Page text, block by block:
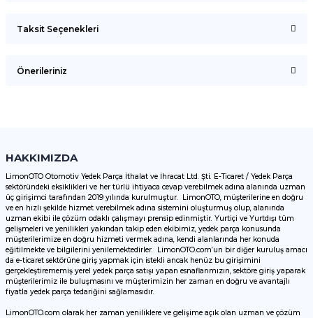
Taksit Seçenekleri
Önerileriniz
Görüş ve önerileriniz için teşekkür ederiz.
Ürün resmi kalitesiz, bozuk veya görüntülenemiyor.
Ürün açıklamasında eksik bilgiler bulunuyor.
Ürün bilgilerinde hatalar bulunuyor.
Ürün fiyatı diğer sitelerden daha pahalı.
Bu ürüne benzer farklı alternatifler olmalı.
HAKKIMIZDA
LimonOTO Otomotiv Yedek Parça İthalat ve İhracat Ltd. Şti. E-Ticaret / Yedek Parça
sektöründeki eksiklikleri ve her türlü ihtiyaca cevap verebilmek adına alanında uzman
üç girişimci tarafından 2019 yılında kurulmuştur. LimonOTO, müşterilerine en doğru
ve en hızlı şekilde hizmet verebilmek adına sistemini oluşturmuş olup, alanında
uzman ekibi ile çözüm odaklı çalışmayı prensip edinmiştir. Yurtiçi ve Yurtdışı tüm
gelişmeleri ve yenilikleri yakından takip eden ekibimiz, yedek parça konusunda
müşterilerimize en doğru hizmeti vermek adına, kendi alanlarında her konuda
eğitilmekte ve bilgilerini yenilemektedirler. LimonOTO.com’un bir diğer kuruluş amacı
da e-ticaret sektörüne giriş yapmak için istekli ancak henüz bu girişimini
gerçekleştirememiş yerel yedek parça satışı yapan esnaflarımızın, sektöre giriş yaparak
müşterilerimiz ile buluşmasını ve müşterimizin her zaman en doğru ve avantajlı
fiyatla yedek parça tedariğini sağlamasıdır.
LimonOTO.com olarak her zaman yeniliklere ve gelişime açık olan uzman ve çözüm